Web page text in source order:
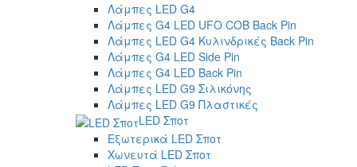
Λάμπες LED G4
Λάμπες G4 LED UFO COB Back Pin
Λάμπες LED G4 Κυλινδρικές Back Pin
Λάμπες G4 LED Side Pin
Λάμπες G4 LED Back Pin
Λάμπες LED G9 Σιλικόνης
Λάμπες LED G9 Πλαστικές
LED Σποτ
Εξωτερικά LED Σποτ
Χωνευτά LED Σποτ